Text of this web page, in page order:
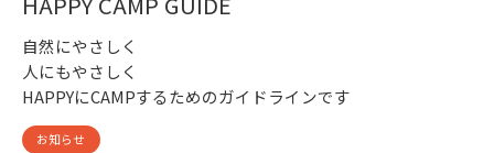
自然にやさしく
人にもやさしく
HAPPYにCAMPするためのガイドラインです
お知らせ